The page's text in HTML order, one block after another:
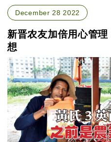
December 28 2022
新晋农友加倍用心管
想